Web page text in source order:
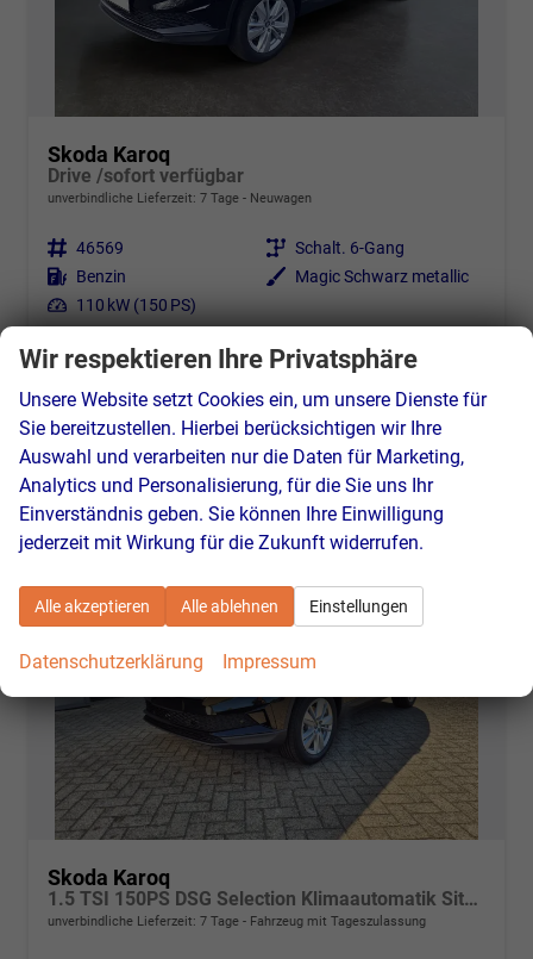
Skoda Karoq
Drive /sofort verfügbar
unverbindliche Lieferzeit: 7 Tage Neuwagen
Fahrzeugnr. 46569 Getriebe Schalt. 6-Gang
Kraftstoff Benzin Außenfarbe
Magic Schwarz metallic
Leistung 110 kW (150 PS)
32.290,– €
incl. 19% MwSt.
Details
Verbrauch kombiniert:6,40 l/100km
CO2-Klasse: E
CO2-Emissionen:146,00 g/km
Skoda Karoq
1.5 TSI 150PS DSG Selection Klimaautomatik Sitzheizung Lenkradheizung ACC PDC v+h Rückf.Kamera abg.Scheiben Apple CarPlay Android Auto 17"LM
unverbindliche Lieferzeit: 7 Tage Fahrzeug mit Tageszulassung
Wir respektieren Ihre Privatsphäre
Unsere Website setzt Cookies ein, um unsere Dienste für
Sie bereitzustellen. Hierbei berücksichtigen wir Ihre
Auswahl und verarbeiten nur die Daten für Marketing,
Analytics und Personalisierung, für die Sie uns Ihr
Einverständnis geben. Sie können Ihre Einwilligung
jederzeit mit Wirkung für die Zukunft widerrufen.
Alle akzeptieren Alle ablehnen Einstellungen
Datenschutzerklärung Impressum